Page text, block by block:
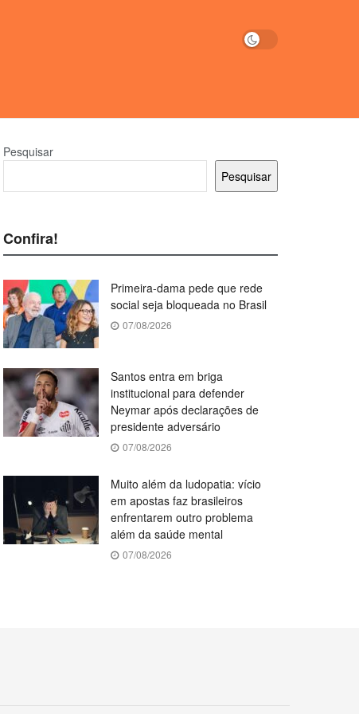
Pesquisar
Pesquisar
Confira!
Primeira-dama pede que rede
social seja bloqueada no Brasil
07/08/2026
Santos entra em briga
institucional para defender
Neymar após declarações de
presidente adversário
07/08/2026
Muito além da ludopatia: vício
em apostas faz brasileiros
enfrentarem outro problema
além da saúde mental
07/08/2026